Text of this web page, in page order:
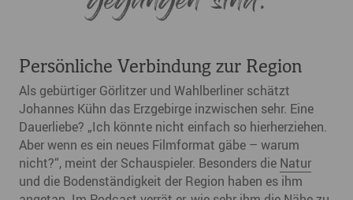
Persönliche Verbindung zur Region
Als gebürtiger Görlitzer und Wahlberliner schätzt
Johannes Kühn das Erzgebirge inzwischen sehr. Eine
Dauerliebe? „Ich könnte nicht einfach so hierherziehen.
Aber wenn es ein neues Filmformat gäbe – warum
nicht?“, meint der Schauspieler. Besonders die Natur
und die Bodenständigkeit der Region haben es ihm